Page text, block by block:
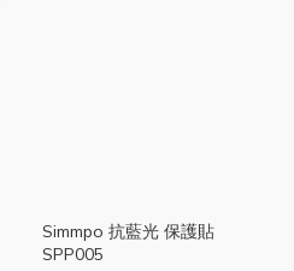
Simmpo 抗藍光 保護貼
SPP005